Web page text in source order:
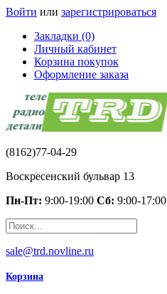
Войти или зарегистрироваться
Закладки (0)
Личный кабинет
Корзина покупок
Оформление заказа
(8162)77-04-29
Воскресенский бульвар 13
Пн-Пт: 9:00-19:00 Сб: 9:00-17:00
sale@trd.novline.ru
Корзина